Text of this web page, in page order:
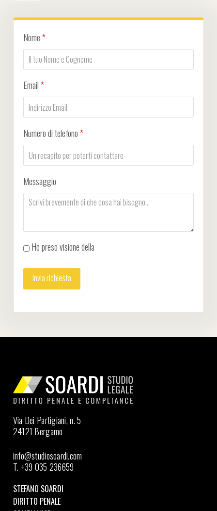
Nome*
Email*
Numero di telefono*
Messaggio
Ho preso visione della
Via Dei Partigiani, n. 5
24121 Bergamo
info@studiosoardi.com
T. +39 035 236659
STEFANO SOARDI
DIRITTO PENALE